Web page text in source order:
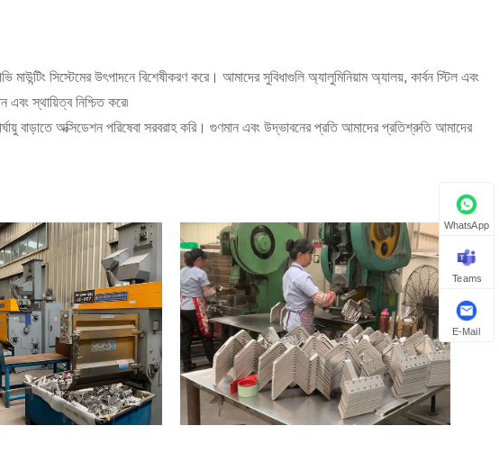
সিস্টেমের উৎপাদনে বিশেষীকরণ করে। আমাদের সুবিধাগুলি অ্যালুমিনিয়াম অ্যালয়, কার্বন স্টিল এবং
স্থায়িত্ব নিশ্চিত করে৷
বাড়াতে অক্সিডেশন পরিষেবা সরবরাহ করি। গুণমান এবং উদ্ভাবনের প্রতি আমাদের প্রতিশ্রুতি আমাদের
WhatsApp
Teams
E-Mail